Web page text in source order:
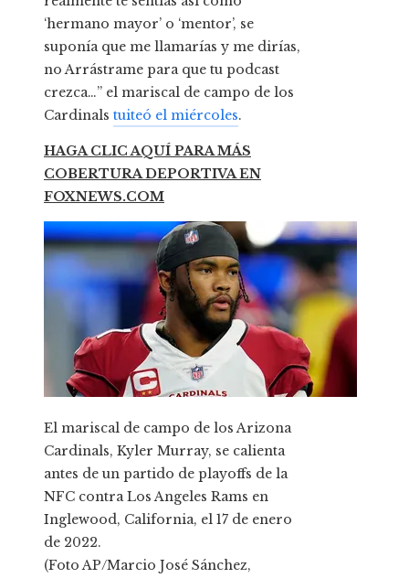
‘hermano mayor’ o ‘mentor’, se
suponía que me llamarías y me dirías,
no Arrástrame para que tu podcast
crezca…” el mariscal de campo de los
Cardinals tuiteó el miércoles.
HAGA CLIC AQUÍ PARA MÁS
COBERTURA DEPORTIVA EN
FOXNEWS.COM
El mariscal de campo de los Arizona
Cardinals, Kyler Murray, se calienta
antes de un partido de playoffs de la
NFC contra Los Angeles Rams en
Inglewood, California, el 17 de enero
de 2022.
(Foto AP/Marcio José Sánchez,